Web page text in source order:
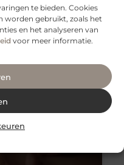
te bieden. Cookies
worden gebruikt, zoals het
en het analyseren van
voor meer informatie.